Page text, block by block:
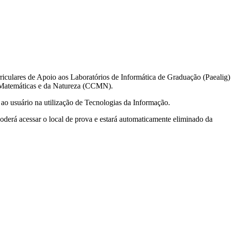
de Apoio aos Laboratórios de Informática de Graduação (Paealig)
e da Natureza (CCMN).
usuário na utilização de Tecnologias da Informação.
acessar o local de prova e estará automaticamente eliminado da